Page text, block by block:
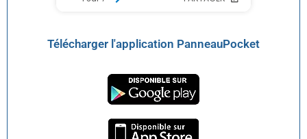
Télécharger l'application PanneauPocket